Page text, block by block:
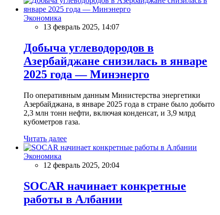
Экономика
13 февраль 2025, 14:07
Добыча углеводородов в
Азербайджане снизилась в январе
2025 года — Минэнерго
По оперативным данным Министерства энергетики
Азербайджана, в январе 2025 года в стране было добыто
2,3 млн тонн нефти, включая конденсат, и 3,9 млрд
кубометров газа.
Читать далее
Экономика
12 февраль 2025, 20:04
SOCAR начинает конкретные
работы в Албании